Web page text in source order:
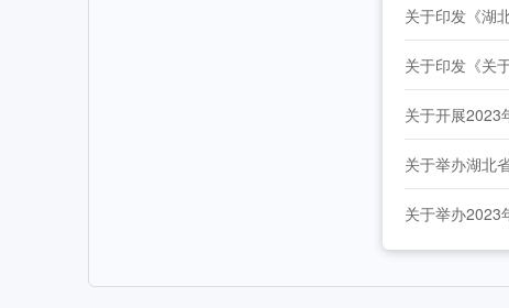
关于举办湖北
关于举办2023